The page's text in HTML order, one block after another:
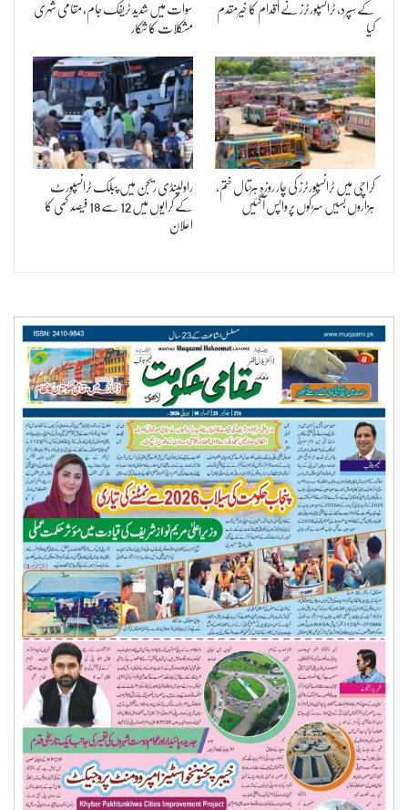
کے سپرد، ٹرانسپورٹرز نے اقدام کا خیرمقدم
کیا
سوات میں شدید ٹریفک جام، مقامی شہری
مشکلات کا شکار
کراچی میں ٹرانسپورٹرز کی چار روزہ ہڑتال ختم،
ہزاروں بسیں سڑکوں پر واپس آگئیں
راولپنڈی ریجن میں پبلک ٹرانسپورٹ
کے کرایوں میں 12 سے 18 فیصد کمی کا
اعلان